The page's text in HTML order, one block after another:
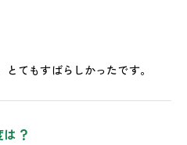
てもすばらしかったです。
？